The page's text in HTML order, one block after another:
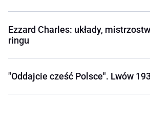
Ezzard Charles: układy,
ringu
"Oddajcie cześć Polsce". Lwów